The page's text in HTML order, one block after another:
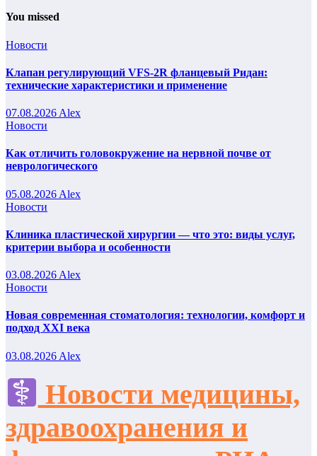
You missed
Новости
Клапан регулирующий VFS-2R фланцевый Ридан:
технические характеристики и применение
07.08.2026 Alex
Новости
Как отличить головокружение на нервной почве от
неврологического
05.08.2026 Alex
Новости
Клиника пластической хирургии — что это: виды услуг,
критерии выбора и особенности
03.08.2026 Alex
Новости
Новая современная стоматология: технологии, комфорт и
подход XXI века
03.08.2026 Alex
Новости медицины,
здравоохранения и